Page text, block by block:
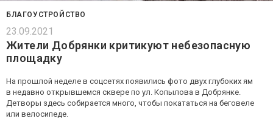
БЛАГОУСТРОЙСТВО
23.09.2021
Жители Добрянки критикуют небезопасную
площадку
На прошлой неделе в соцсетях появились фото двух глубоких ям
в недавно открывшемся сквере по ул. Копылова в Добрянке.
Детворы здесь собирается много, чтобы покататься на беговеле
или велосипеде.